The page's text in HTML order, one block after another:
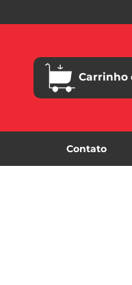
Carrinho
Contato